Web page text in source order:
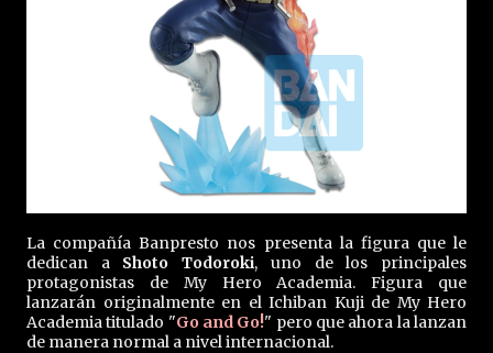
La compañía Banpresto nos presenta la figura que le
dedican a Shoto Todoroki, uno de los principales
protagonistas de My Hero Academia. Figura que
lanzarán originalmente en el Ichiban Kuji de My Hero
Academia titulado "Go and Go!" pero que ahora la lanzan
de manera normal a nivel internacional.